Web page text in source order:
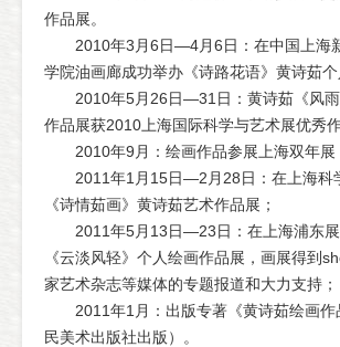
作品展。
2010年3月6日—4月6日：在中国上海
学院油画廊成功举办《诗路花语》黄诗茹个
2010年5月26日—31日：黄诗茹《风雨
作品展获2010上海国际科学与艺术展优秀作
2010年9月：绘画作品参展上海双年展
2011年1月15日—2月28日：在上海科
《诗情茹画》黄诗茹艺术作品展；
2011年5月13日—23日：在上海浦东展
《云淡风轻》个人绘画作品展，画展得到
家艺术杂志等媒体的专题报道和大力支持；
2011年1月：出版专著《黄诗茹绘画作
民美术出版社出版）。